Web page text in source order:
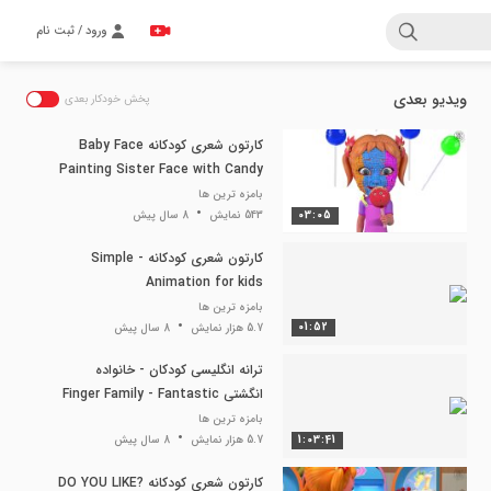
ورود / ثبت نام
ویدیو بعدی پخش خودکار بعدی
03:05
کارتون شعری کودکانه Baby Face
Painting Sister Face with Candy
- Simple Animation for Kids
بامزه ترین ها
543 نمایش
8 سال پیش
01:52
کارتون شعری کودکانه - Simple
Animation for kids
بامزه ترین ها
5.7 هزار نمایش
8 سال پیش
1:03:41
ترانه انگلیسی کودکان - خانواده
انگشتی Finger Family - Fantastic
Songs for Children
بامزه ترین ها
5.7 هزار نمایش
8 سال پیش
کارتون شعری کودکانه DO YOU LIKE?